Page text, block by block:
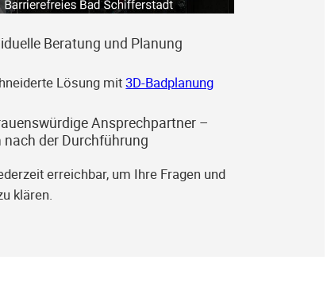
Beratung und Planung
Lösung mit3D-Badplanung
Ansprechpartner –
nach der Durchführung
erreichbar, um Ihre Fragen und
klären.